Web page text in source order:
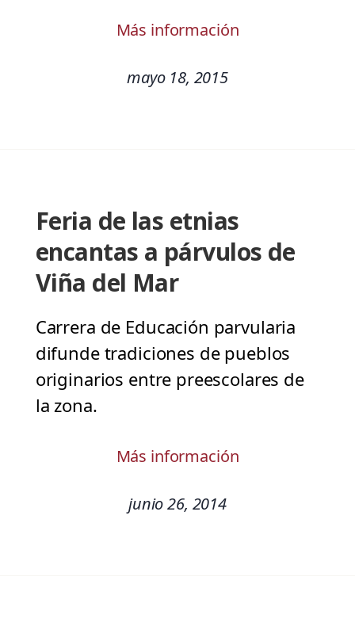
Más información
mayo 18, 2015
Feria de las etnias
encantas a párvulos de
Viña del Mar
Carrera de Educación parvularia
difunde tradiciones de pueblos
originarios entre preescolares de
la zona.
Más información
junio 26, 2014